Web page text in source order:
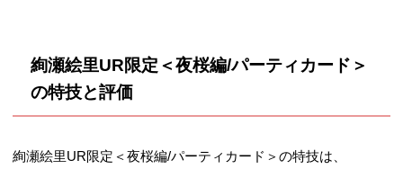
絢瀬絵里UR限定＜夜桜編/パーティカード＞
の特技と評価
絢瀬絵里UR限定＜夜桜編/パーティカード＞の特技は、